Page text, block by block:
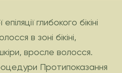
глибокого бікіні
в зоні бікіні,
вросле волосся.
Протипоказання